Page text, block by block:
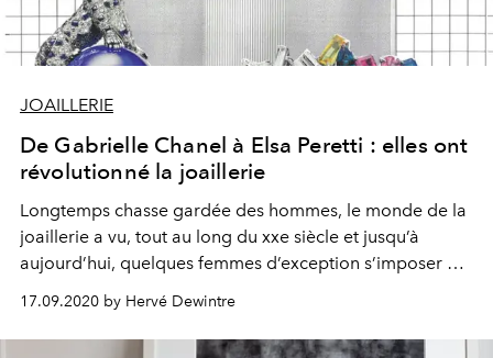
JOAILLERIE
De Gabrielle Chanel à Elsa Peretti : elles ont
révolutionné la joaillerie
Longtemps chasse gardée des hommes, le monde de la
joaillerie a vu, tout au long du xxe siècle et jusqu’à
aujourd’hui, quelques femmes d’exception s’imposer et
De Gabrielle Chanel à Victoire de Castellane en passant
par Jeanne Toussaint, Elsa Peretti, Renée Puissant et
17.09.2020 by Hervé Dewintre